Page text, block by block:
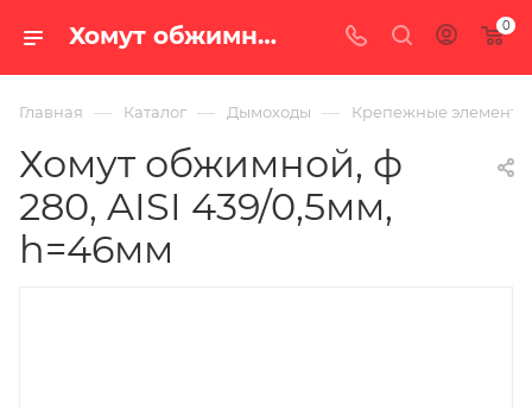
Хомут обжимной, ф 280, AISI 439/0,5мм, h=46мм — купить в Екатеринбурге по цене 481 руб. в интернет-магазине «100 печей.ру» 0
Главная — Каталог — Дымоходы — Крепежные
Хомут обжимной, ф
280, AISI 439/0,5мм,
h=46мм